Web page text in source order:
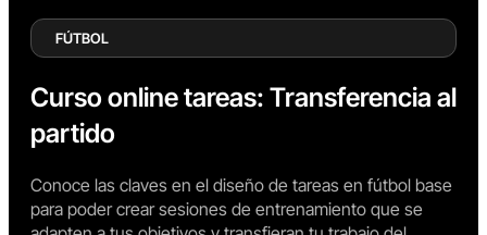
FÚTBOL
Curso online tareas: Transferencia al
partido
Conoce las claves en el diseño de tareas en fútbol base
para poder crear sesiones de entrenamiento que se